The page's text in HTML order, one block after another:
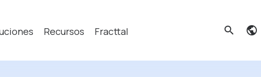
Recursos Fracttal search
Qué buscas?